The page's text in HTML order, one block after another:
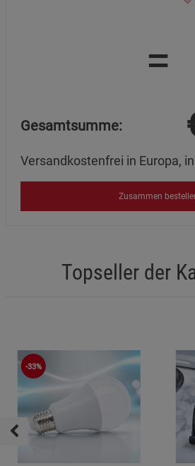
=
Gesamtsumme:
Versandkostenfrei in Europa,
Zusammen
Topseller der
-33%